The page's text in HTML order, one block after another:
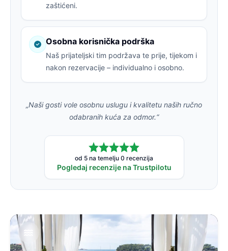
zaštićeni.
Osobna korisnička podrška
Naš prijateljski tim podržava te prije, tijekom i
nakon rezervacije – individualno i osobno.
„Naši gosti vole osobnu uslugu i kvalitetu naših ručno
odabranih kuća za odmor.“
od 5 na temelju 0 recenzija
Pogledaj recenzije na Trustpilotu